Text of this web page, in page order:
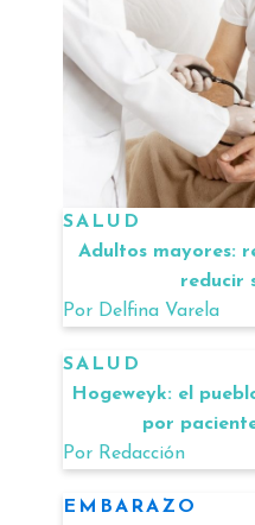
SALUD
Adultos mayores:
reducir
Por Delfina Varela
SALUD
Hogeweyk: el
por
Por Redacción
EMBARAZO